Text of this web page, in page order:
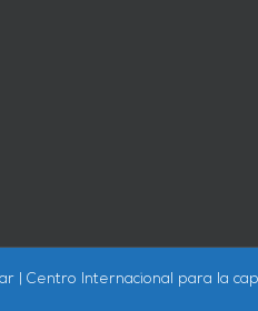
| Centro Internacional para la